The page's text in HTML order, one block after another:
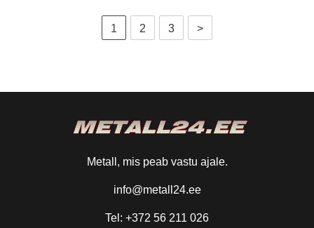
1 2 3 >
Metall, mis peab vastu ajale.
info@metall24.ee
Tel: +372 56 211 026